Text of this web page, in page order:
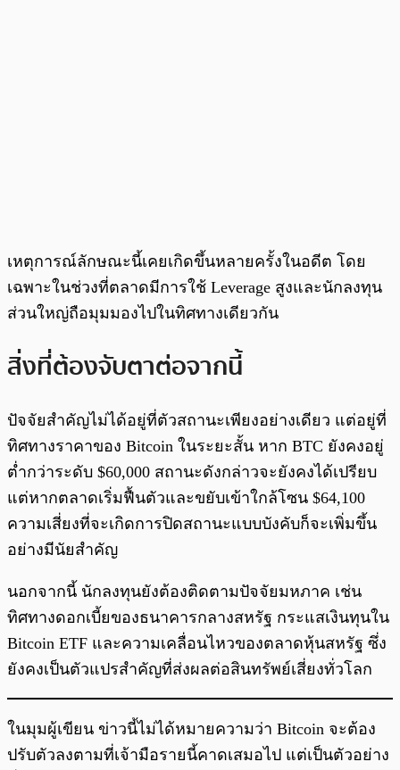
เหตุการณ์ลักษณะนี้เคยเกิดขึ้นหลายครั้งในอดีต โดย
เฉพาะในช่วงที่ตลาดมีการใช้ Leverage สูงและนักลงทุน
ส่วนใหญ่ถือมุมมองไปในทิศทางเดียวกัน
สิ่งที่ต้องจับตาต่อจากนี้
ปัจจัยสำคัญไม่ได้อยู่ที่ตัวสถานะเพียงอย่างเดียว แต่อยู่ที่
ทิศทางราคาของ Bitcoin ในระยะสั้น หาก BTC ยังคงอยู่
ต่ำกว่าระดับ $60,000 สถานะดังกล่าวจะยังคงได้เปรียบ
แต่หากตลาดเริ่มฟื้นตัวและขยับเข้าใกล้โซน $64,100
ความเสี่ยงที่จะเกิดการปิดสถานะแบบบังคับก็จะเพิ่มขึ้น
อย่างมีนัยสำคัญ
นอกจากนี้ นักลงทุนยังต้องติดตามปัจจัยมหภาค เช่น
ทิศทางดอกเบี้ยของธนาคารกลางสหรัฐ กระแสเงินทุนใน
Bitcoin ETF และความเคลื่อนไหวของตลาดหุ้นสหรัฐ ซึ่ง
ยังคงเป็นตัวแปรสำคัญที่ส่งผลต่อสินทรัพย์เสี่ยงทั่วโลก
ในมุมผู้เขียน ข่าวนี้ไม่ได้หมายความว่า Bitcoin จะต้อง
ปรับตัวลงตามที่เจ้ามือรายนี้คาดเสมอไป แต่เป็นตัวอย่าง